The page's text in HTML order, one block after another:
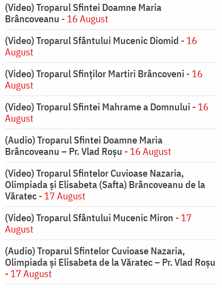
(Video) Troparul Sfintei Doamne Maria
Brâncoveanu - 16 August
(Video) Troparul Sfântului Mucenic Diomid - 16
August
(Video) Troparul Sfinților Martiri Brâncoveni - 16
August
(Video) Troparul Sfintei Mahrame a Domnului - 16
August
(Audio) Troparul Sfintei Doamne Maria
Brâncoveanu – Pr. Vlad Roșu - 16 August
(Video) Troparul Sfintelor Cuvioase Nazaria,
Olimpiada și Elisabeta (Safta) Brâncoveanu de la
Văratec- 17 August
(Video) Troparul Sfântului Mucenic Miron - 17
August
(Audio) Troparul Sfintelor Cuvioase Nazaria,
Olimpiada și Elisabeta de la Văratec – Pr. Vlad Roșu
- 17 August